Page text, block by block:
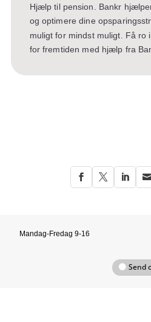
Hjælp til pension. Bankr
og optimere dine
muligt for mindst muligt. Få ro
for fremtiden med hjælp fra
   
Mandag-Fredag 9-16
Send